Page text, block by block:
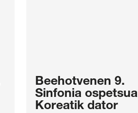
Beehotvenen 9.
Sinfonia ospetsua
Koreatik dator